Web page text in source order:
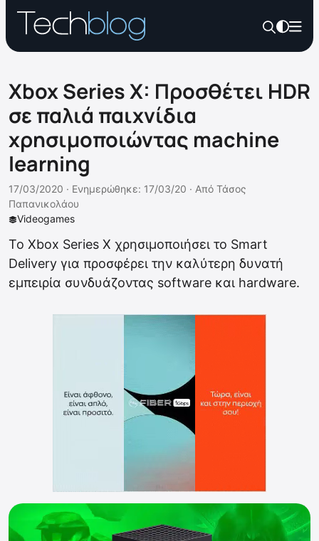
Xbox Series X: Προσθέτει HDR
σε παλιά παιχνίδια
χρησιμοποιώντας machine
learning
Videogames
17/03/2020 · Ενημερώθηκε: 17/03/20 · Από Τάσος
Παπανικολάου
Το Xbox Series X χρησιμοποιήσει το Smart
Delivery για προσφέρει την καλύτερη δυνατή
εμπειρία συνδυάζοντας software και hardware.